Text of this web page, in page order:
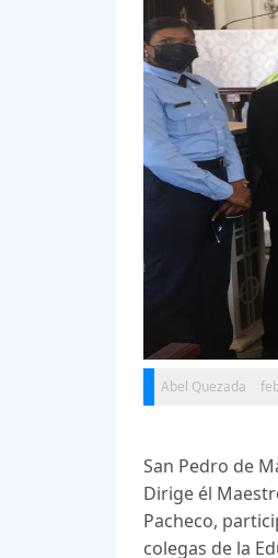
Abel Quezada
San Pedro de
Dirige él
Pacheco,
colegas de la